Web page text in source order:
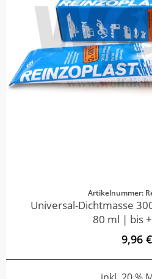
Artikelnummer:
Universal-Dichtmasse
80 ml | bis
9,96 €